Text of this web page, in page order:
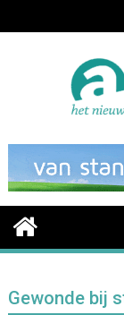
to
Gewonde bij